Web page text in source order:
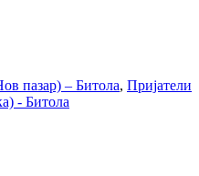
пазар) – Битола, Пријатели
- Битола